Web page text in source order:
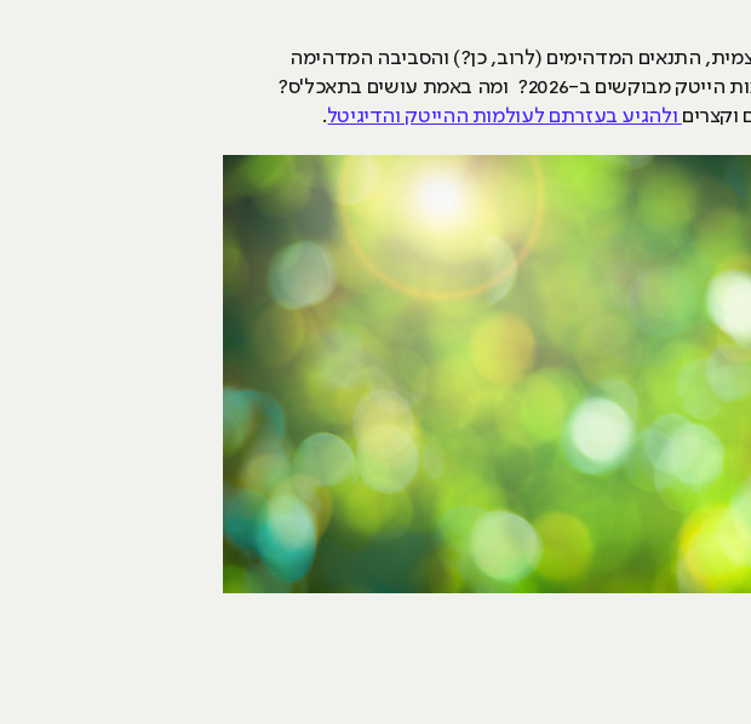
התנאים המדהימים (לרוב, כן?) והסביבה המדהימה
שקיימת שם. אבל מה הם התחומים הבאים שיהיו חמים בתעשייה הזו? אילו מקצועות הייטק מבוקשים ב-2026? ומה באמת עושים בתאכל'ס?
ולהגיע בעזרתם לעולמות ההייטק והדיגיטל.